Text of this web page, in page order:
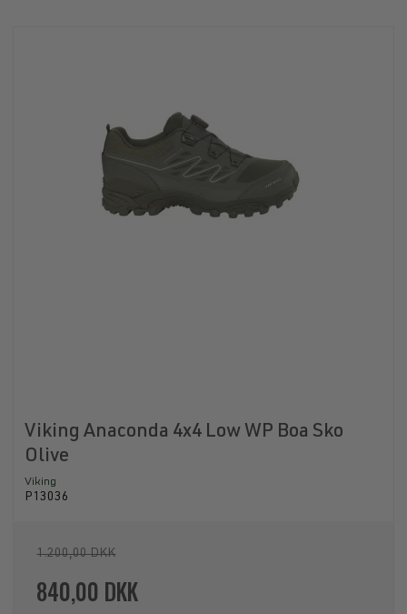
Viking Anaconda 4x4 Low WP Boa Sko
Olive
Viking
P13036
1.200,00 DKK
840,00 DKK